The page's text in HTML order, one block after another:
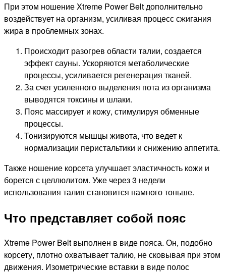
При этом ношение Xtreme Power Belt дополнительно
воздействует на организм, усиливая процесс сжигания
жира в проблемных зонах.
Происходит разогрев области талии, создается
эффект сауны. Ускоряются метаболические
процессы, усиливается регенерация тканей.
За счет усиленного выделения пота из организма
выводятся токсины и шлаки.
Пояс массирует и кожу, стимулируя обменные
процессы.
Тонизируются мышцы живота, что ведет к
нормализации перистальтики и снижению аппетита.
Также ношение корсета улучшает эластичность кожи и
борется с целлюлитом. Уже через 3 недели
использования талия становится намного тоньше.
Что представляет собой пояс
Xtreme Power Belt выполнен в виде пояса. Он, подобно
корсету, плотно охватывает талию, не сковывая при этом
движения. Изометрические вставки в виде полос